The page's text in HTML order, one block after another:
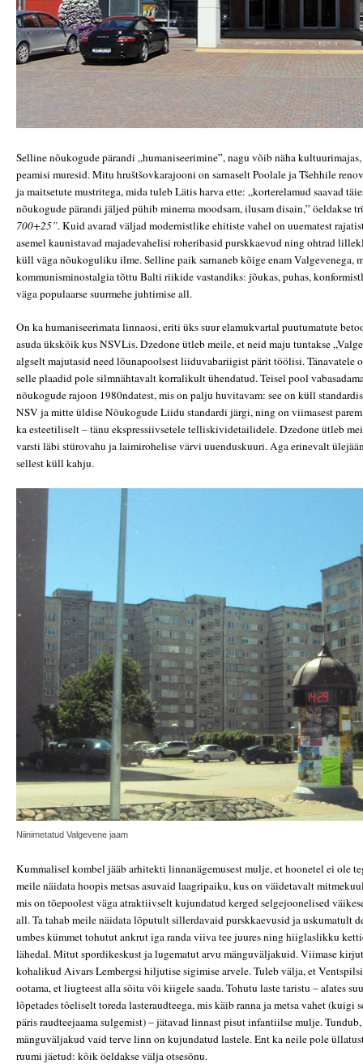
Selline nõukogude pärandi „humaniseerimine”, nagu võib näha
peamisi muresid. Mitu hruštšovkarajooni on sarnaselt Poolale ja Tšehhile
ja maitsetute mustritega, mida tuleb Lätis harva ette: „korterelamud saavad
nõukogude pärandi jäljed pühib minema moodsam, ilusam disain,” öeldakse
700+25”. Kuid avarad väljad modernistlike ehitiste vahel on uuematest
asemel kaunistavad majadevahelisi roheribasid purskkaevud ning ohtrad
küll väga nõukoguliku ilme. Selline paik sarnaneb kõige enam Valgevenega,
kommunisminostalgia tõttu Balti riikide vastandiks: jõukas, puhas,
väga populaarse suurmehe juhtimise all.
On ka humaniseerimata linnaosi, eriti üks suur elamukvartal puutumatute
asuda ükskõik kus NSVLis. Dzedone ütleb meile, et neid maju tuntakse
algselt majutasid need lõunapoolsest liiduvabariigist pärit töölisi. Tänavatele
selle plaadid pole silmnähtavalt korralikult ühendatud. Teisel pool
nõukogude rajoon 1980ndatest, mis on palju huvitavam: see on küll
NSV ja mitte üldise Nõukogude Liidu standardi järgi, ning on viimasest
ka esteetiliselt – tänu ekspressiivsetele telliskividetailidele. Dzedone ütleb
varsti läbi stürovahu ja laimirohelise värvi uuenduskuuri. Aga erinevalt
sellest küll kahju.
Niinimetatud Valgevene jaam
Kummalisel kombel jääb arhitekti linnanägemusest mulje, et hoonetel ei ole
meile näidata hoopis metsas asuvaid laagripaiku, kus on väidetavalt
mis on tõepoolest väga atraktiivselt kujundatud kerged selgejoonelised
all. Ta tahab meile näidata lõputult sillerdavaid purskkaevusid ja uskumatult
umbes kümmet tohutut ankrut iga randa viiva tee juures ning hiiglaslikku
lähedal. Mitut spordikeskust ja lugematut arvu mänguväljakuid. Viimase
kohalikud Aivars Lembergsi hiljutise sigimise arvele. Tuleb välja, et
ootama, et liugteest alla sõita või kiigele saada. Tohutu laste taristu – alates
lõpetades tõeliselt toreda lasteraudteega, mis käib ranna ja metsa vahet (kuigi
päris raudteejaama sulgemist) – jätavad linnast pisut infantiilse mulje.
mänguväljakud vaid terve linn on kujundatud lastele. Ent ka neile pole
ruumi jäetud: kõik öeldakse välja otsesõnu.